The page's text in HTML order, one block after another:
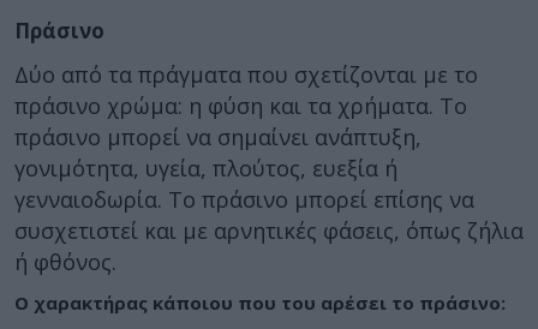
Πράσινο
Δύο από τα πράγματα που σχετίζονται με το
πράσινο χρώμα: η φύση και τα χρήματα. Το
πράσινο μπορεί να σημαίνει ανάπτυξη,
γονιμότητα, υγεία, πλούτος, ευεξία ή
γενναιοδωρία. Το πράσινο μπορεί επίσης να
συσχετιστεί και με αρνητικές φάσεις, όπως ζήλια
ή φθόνος.
Ο χαρακτήρας κάποιου που του αρέσει το πράσινο: